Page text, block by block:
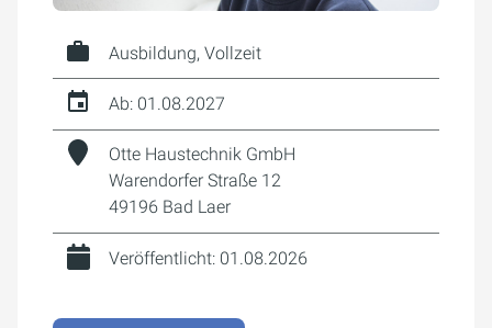
Ausbildung, Vollzeit
Ab: 01.08.2027
Otte Haustechnik GmbH
Warendorfer Straße 12
49196 Bad Laer
Veröffentlicht: 01.08.2026